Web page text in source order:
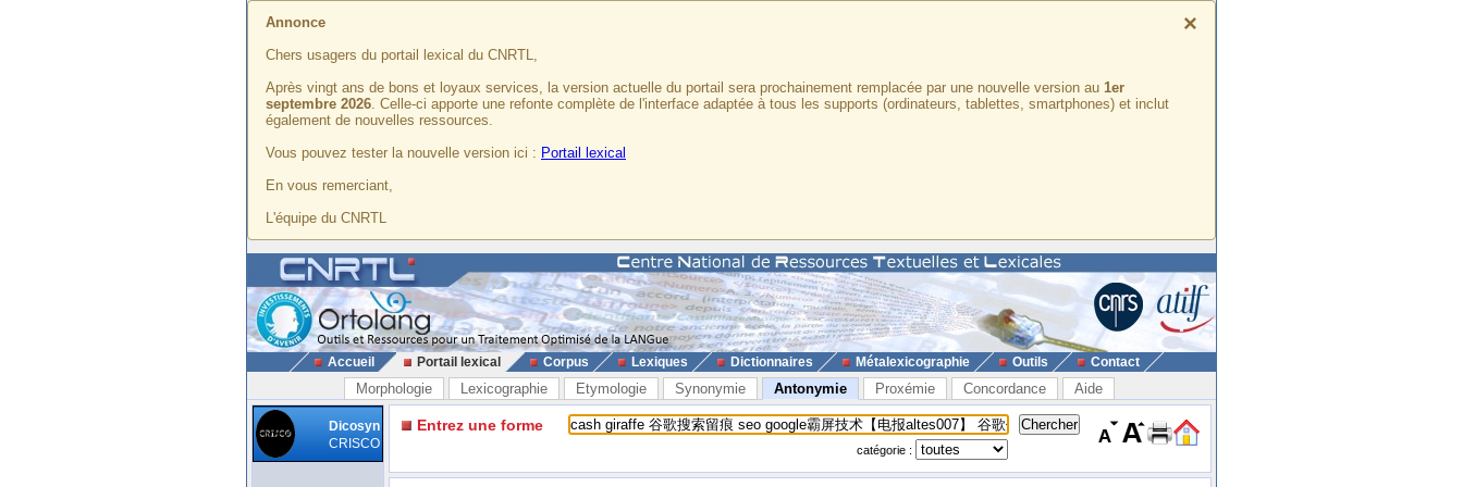
×
Annonce
Chers usagers du portail lexical du CNRTL,
Après vingt ans de bons et loyaux services, la version actuelle du portail sera prochainement remplacée par une nouvelle version au 1er
septembre 2026. Celle-ci apporte une refonte complète de l'interface adaptée à tous les supports (ordinateurs, tablettes, smartphones) et inclut
également de nouvelles ressources.
Vous pouvez tester la nouvelle version ici : Portail lexical
En vous remerciant,
L'équipe du CNRTL
Accueil Portail lexical Corpus Lexiques Dictionnaires Métalexicographie Outils Contact
Morphologie Lexicographie Etymologie Synonymie Antonymie Proxémie Concordance Aide
Dicosyn
CRISCO
Entrez une forme
catégorie :